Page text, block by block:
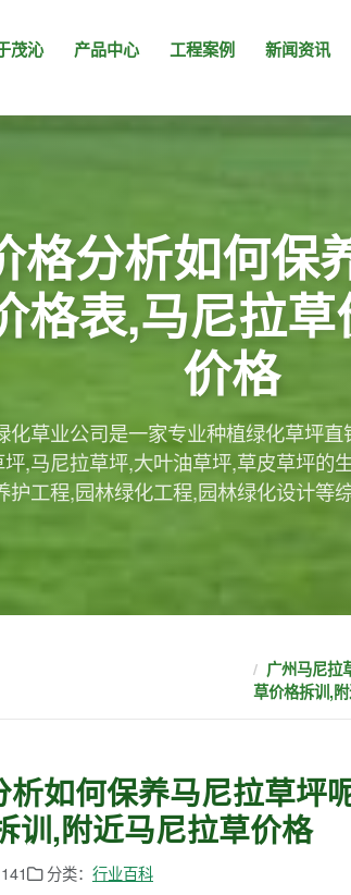
茂沁 产品中心 工程案例 新闻资讯
格分析如何保
格表,马尼拉
价格
化草业公司是一家专业种植绿化草坪
,马尼拉草坪,大叶油草坪,草皮草坪的
护工程,园林绿化工程,园林绿化设计等
广州马尼拉
草价格拆训,
如何保养马尼拉草坪
训,附近马尼拉草价格
分类： 行业百科